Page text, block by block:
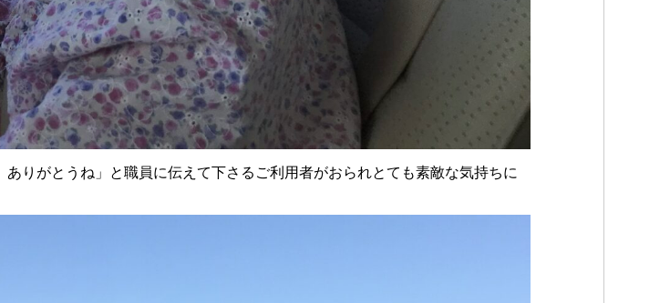
りがとうね」と職員に伝えて下さるご利用者がおられとても素敵な気持ちに